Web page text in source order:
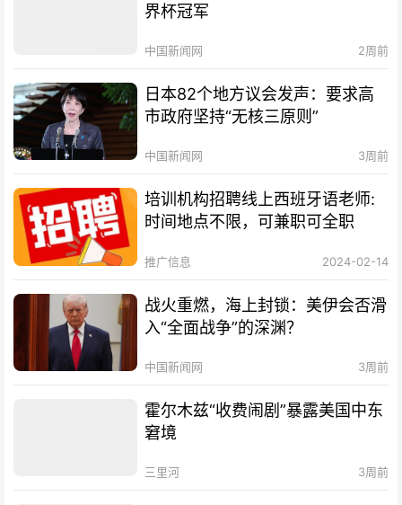
界杯冠军
中国新闻网 2周前
日本82个地方议会发声：要求高
市政府坚持“无核三原则”
中国新闻网 3周前
培训机构招聘线上西班牙语老师:
时间地点不限，可兼职可全职
推广信息 2024-02-14
战火重燃，海上封锁：美伊会否滑
入“全面战争”的深渊？
中国新闻网 3周前
霍尔木兹“收费闹剧”暴露美国中东
窘境
三里河 3周前